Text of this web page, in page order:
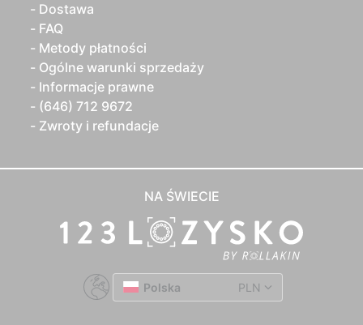
Dostawa
FAQ
Metody płatności
Ogólne warunki sprzedaży
Informacje prawne
(646) 712 9672
Zwroty i refundacje
NA ŚWIECIE
Polska PLN